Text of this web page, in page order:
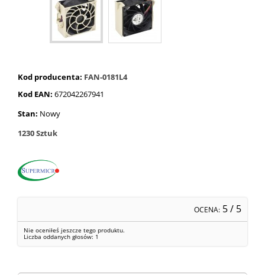
Kod producenta: FAN-0181L4
Kod EAN: 672042267941
Stan: Nowy
1230Sztuk
OCENA: 5/ 5
Nie oceniłeś jeszcze tego produktu.
Liczba oddanych głosów: 1